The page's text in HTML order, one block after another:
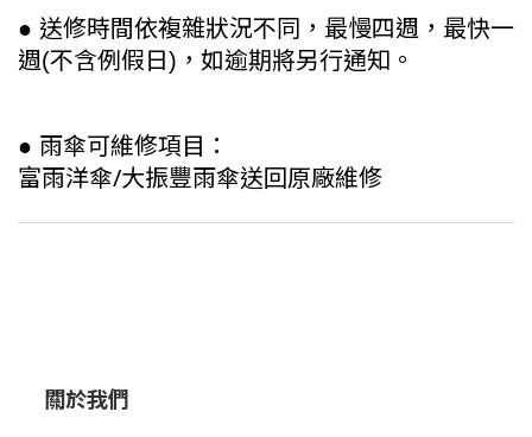
● 送修時間依複雜狀況不同，最慢四週，最快一
週(不含例假日) ，如逾期將另行通知。
● 雨傘可維修項目：
富雨洋傘/大振豐雨傘送回原廠維修
關於我們